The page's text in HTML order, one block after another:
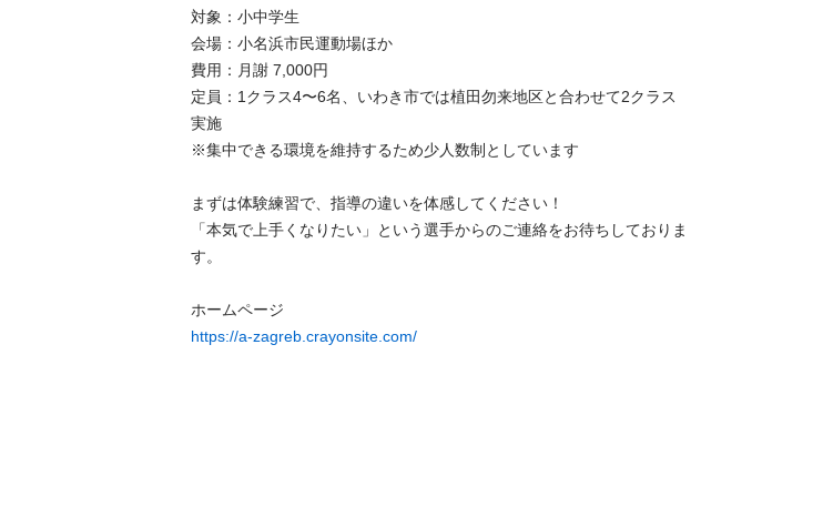
​対象：小中学生
​会場：小名浜市民運動場ほか
​費用：月謝 7,000円
​定員：1クラス4〜6名、いわき市では植田勿来地区と合わせて2クラス
実施
※集中できる環境を維持するため少人数制としています
​まずは体験練習で、指導の違いを体感してください！
「本気で上手くなりたい」という選手からのご連絡をお待ちしておりま
す。
https://a-zagreb.crayonsite.com/